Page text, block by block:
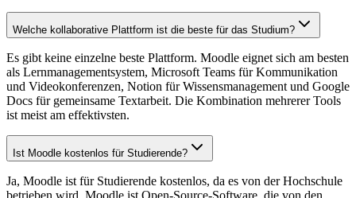
Welche kollaborative Plattform ist die beste für das Studium?
Es gibt keine einzelne beste Plattform. Moodle eignet sich am besten
als Lernmanagementsystem, Microsoft Teams für Kommunikation
und Videokonferenzen, Notion für Wissensmanagement und Google
Docs für gemeinsame Textarbeit. Die Kombination mehrerer Tools
ist meist am effektivsten.
Ist Moodle kostenlos für Studierende?
Ja, Moodle ist für Studierende kostenlos, da es von der Hochschule
betrieben wird. Moodle ist Open-Source-Software, die von den